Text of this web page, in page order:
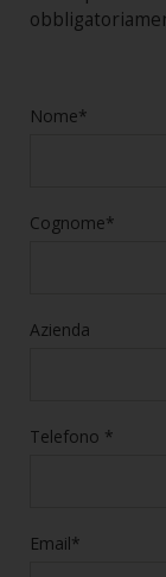
Nome*
Cognome*
Azienda
Telefono *
Email*